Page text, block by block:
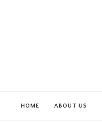
HOME ABOUT US